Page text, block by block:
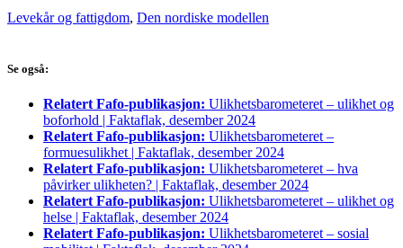
Levekår og fattigdom, Den nordiske modellen
Se også:
Relatert Fafo-publikasjon: Ulikhetsbarometeret – ulikhet og
boforhold | Faktaflak, desember 2024
Relatert Fafo-publikasjon: Ulikhetsbarometeret –
formuesulikhet | Faktaflak, desember 2024
Relatert Fafo-publikasjon: Ulikhetsbarometeret – hva
påvirker ulikheten? | Faktaflak, desember 2024
Relatert Fafo-publikasjon: Ulikhetsbarometeret – ulikhet og
helse | Faktaflak, desember 2024
Relatert Fafo-publikasjon: Ulikhetsbarometeret – sosial